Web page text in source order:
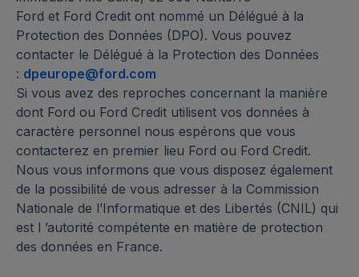
Ford et Ford Credit ont nommé un Délégué à la
Protection des Données (DPO). Vous pouvez
contacter le Délégué à la Protection des Données
: dpeurope@ford.com
Si vous avez des reproches concernant la manière
dont Ford ou Ford Credit utilisent vos données à
caractère personnel nous espérons que vous
contacterez en premier lieu Ford ou Ford Credit.
Nous vous informons que vous disposez également
de la possibilité de vous adresser à la Commission
Nationale de l’Informatique et des Libertés (CNIL) qui
est l ’autorité compétente en matière de protection
des données en France.